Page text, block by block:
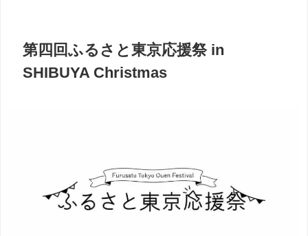
第四回ふるさと東京応援祭 in
SHIBUYA Christmas